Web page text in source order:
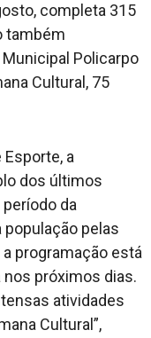
completa 315
também
Policarpo
Cultural, 75
a
dos últimos
da
população pelas
programação está
próximos dias.
atividades
Cultural”,